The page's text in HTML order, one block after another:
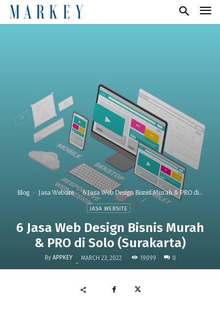
Blog Jasa Website 6 Jasa Web Design Bisnis Murah & PRO di...
JASA WEBSITE
6 Jasa Web Design Bisnis Murah
& PRO di Solo (Surakarta)
By APPKEY - MARCH 23, 2022 19099 0